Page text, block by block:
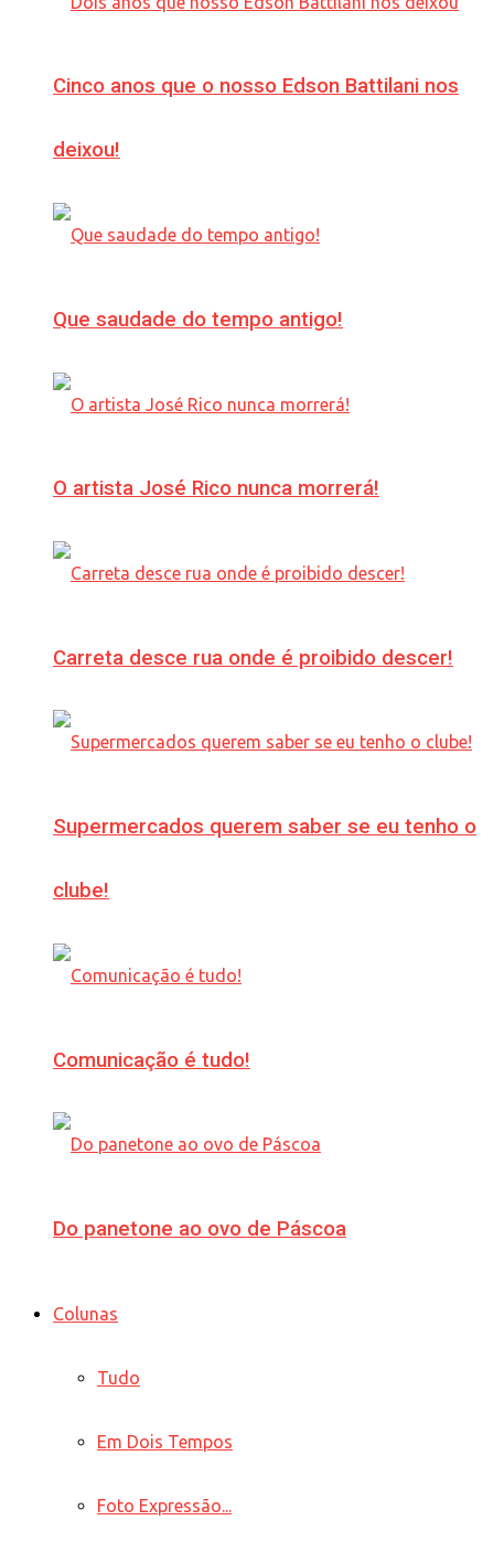
Cinco anos que o nosso Edson Battilani nos
deixou!
Que saudade do tempo antigo!
O artista José Rico nunca morrerá!
Carreta desce rua onde é proibido descer!
Supermercados querem saber se eu tenho o
clube!
Comunicação é tudo!
Do panetone ao ovo de Páscoa
Colunas
Tudo
Em Dois Tempos
Foto Expressão...